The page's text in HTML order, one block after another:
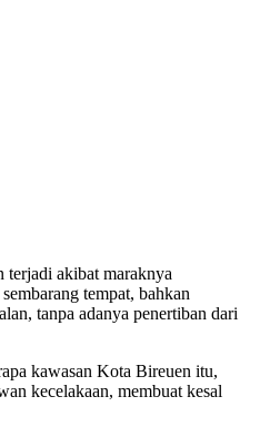
terjadi akibat maraknya
tempat, bahkan
tanpa adanya penertiban dari
kawasan Kota Bireuen itu,
kecelakaan, membuat kesal